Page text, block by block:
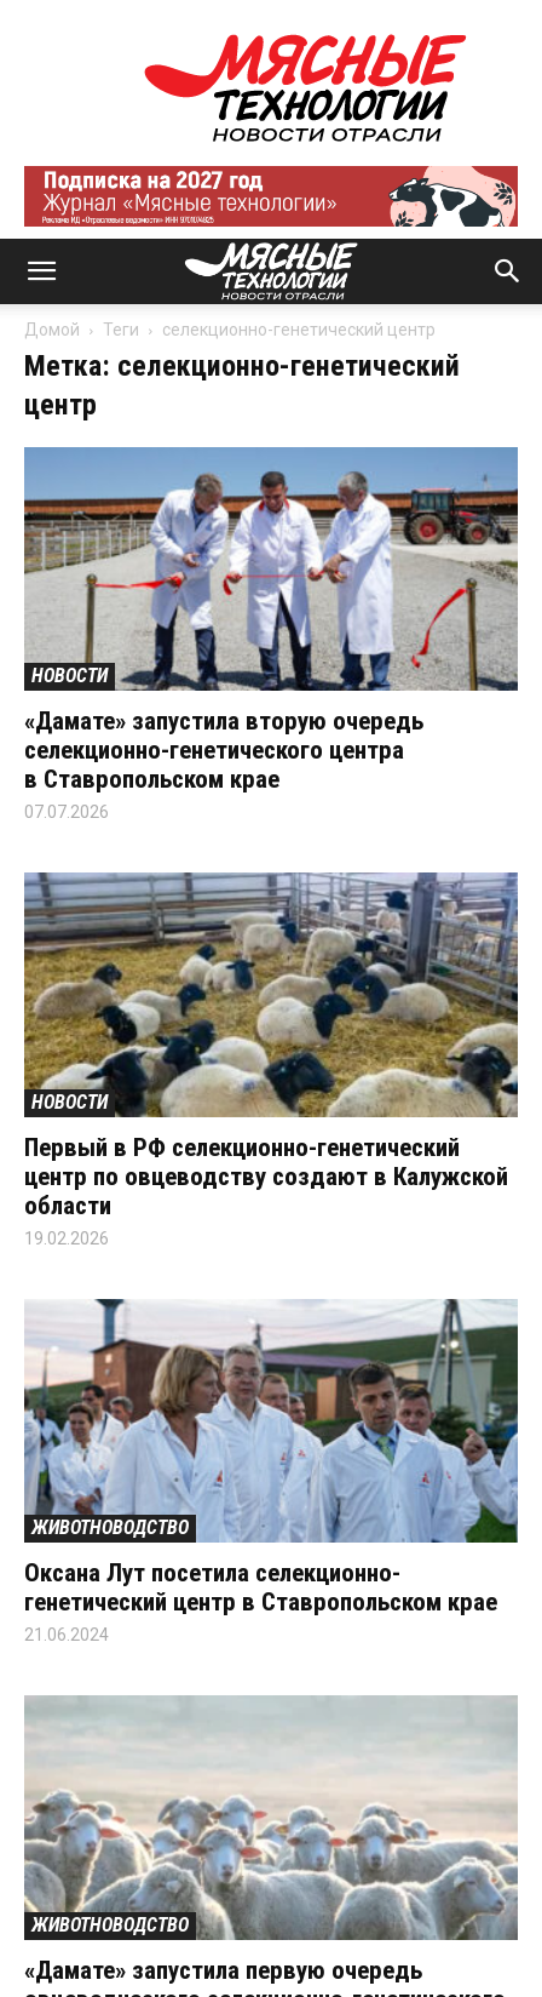
Мясные
технологии
|
Новости
отрасли
Домой Теги селекционно-генетический центр
Метка: селекционно-генетический
центр
НОВОСТИ
«Дамате» запустила вторую очередь
селекционно-генетического центра
в Ставропольском крае
07.07.2026
НОВОСТИ
Первый в РФ селекционно-генетический
центр по овцеводству создают в Калужской
области
19.02.2026
ЖИВОТНОВОДСТВО
Оксана Лут посетила селекционно-
генетический центр в Ставропольском крае
21.06.2024
ЖИВОТНОВОДСТВО
«Дамате» запустила первую очередь